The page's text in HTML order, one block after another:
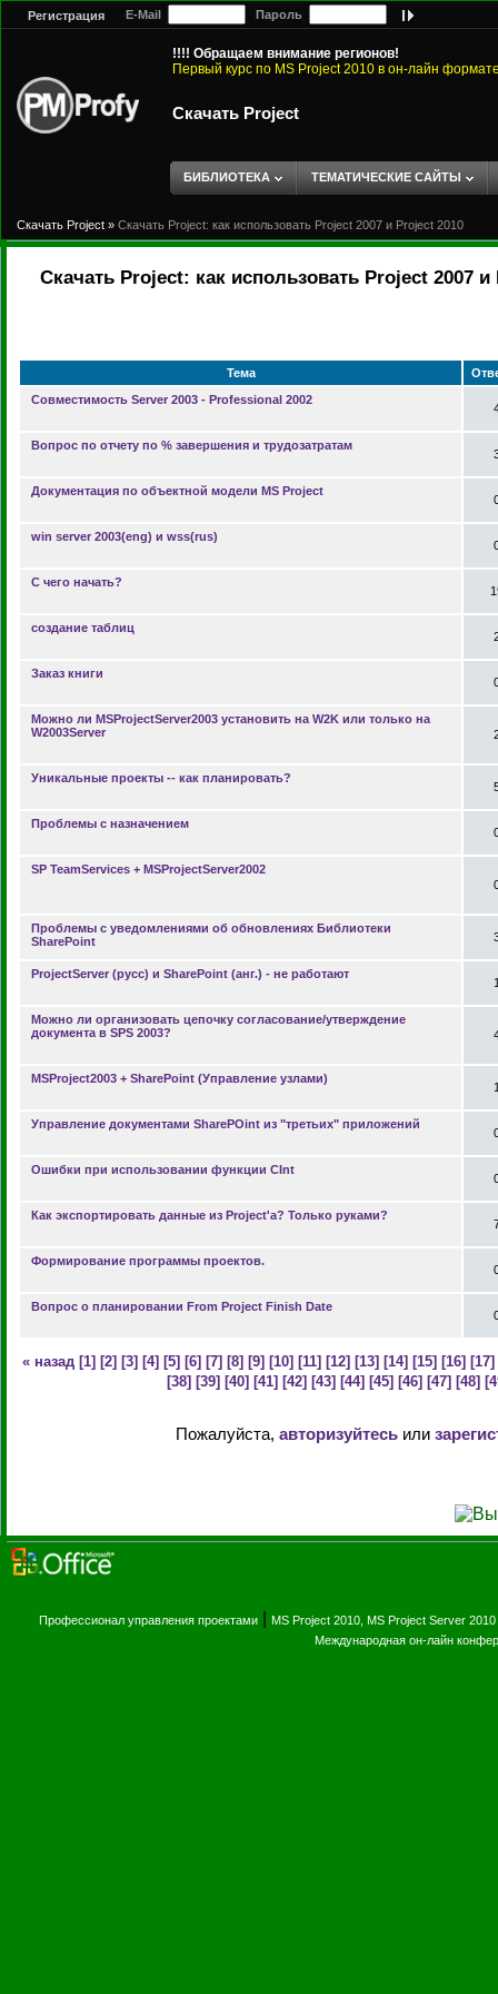
Регистрация E-Mail Пароль
!!!! Обращаем внимание регионов!
Первый курс по MS Project 2010 в он-лайн
Скачать Project
БИБЛИОТЕКА ТЕМАТИЧЕСКИЕ САЙТЫ
Скачать Project » Скачать Project: как использовать Project 2007 и Project 2010
Скачать Project: как использовать Project 2007 и
Тема
Совместимость Server 2003 - Professional 2002
Вопрос по отчету по % завершения и трудозатратам
Документация по объектной модели MS Project
win server 2003(eng) и wss(rus)
С чего начать?
создание таблиц
Заказ книги
Можно ли MSProjectServer2003 установить на W2K или только на
W2003Server
Уникальные проекты -- как планировать?
Проблемы с назначением
SP TeamServices + MSProjectServer2002
Проблемы с уведомлениями об обновлениях Библиотеки
SharePoint
ProjectServer (русс) и SharePoint (анг.) - не работают
Можно ли организовать цепочку согласование/утверждение
документа в SPS 2003?
MSProject2003 + SharePoint (Управление узлами)
Управление документами SharePOint из "третьих" приложений
Ошибки при использовании функции CInt
Как экспортировать данные из Project'a? Только руками?
Формирование программы проектов.
Вопрос о планировании From Project Finish Date
« назад [1] [2] [3] [4] [5] [6] [7] [8] [9] [10] [11] [12] [13] [14] [15] [16] [17]
[38] [39] [40] [41] [42] [43] [44] [45] [46] [47] [48]
Пожалуйста, авторизуйтесьили
Профессионал управления проектами MS Project 2010, MS Project Server 2010
Международная он-лайн